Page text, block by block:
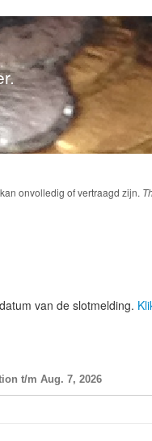
onvolledig of vertraagd zijn.
van de slotmelding.
t/m Aug. 7, 2026